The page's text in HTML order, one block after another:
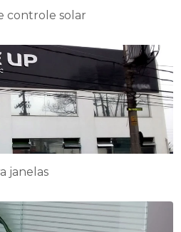
controle solar
janelas